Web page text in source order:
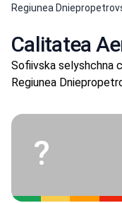
Regiunea
Calitatea
Sofiivska selyshchna
Regiunea
?